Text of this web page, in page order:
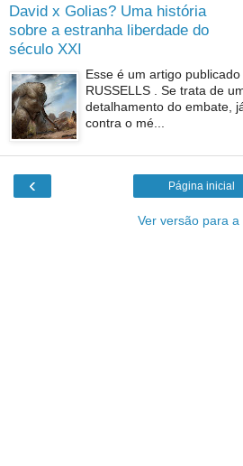
David x Golias? Uma história
sobre a estranha liberdade do
século XXI
Esse é um artigo
RUSSELLS . Se trata de
detalhamento do embate,
contra o mé...
‹ Página inicial
Ver versão para a